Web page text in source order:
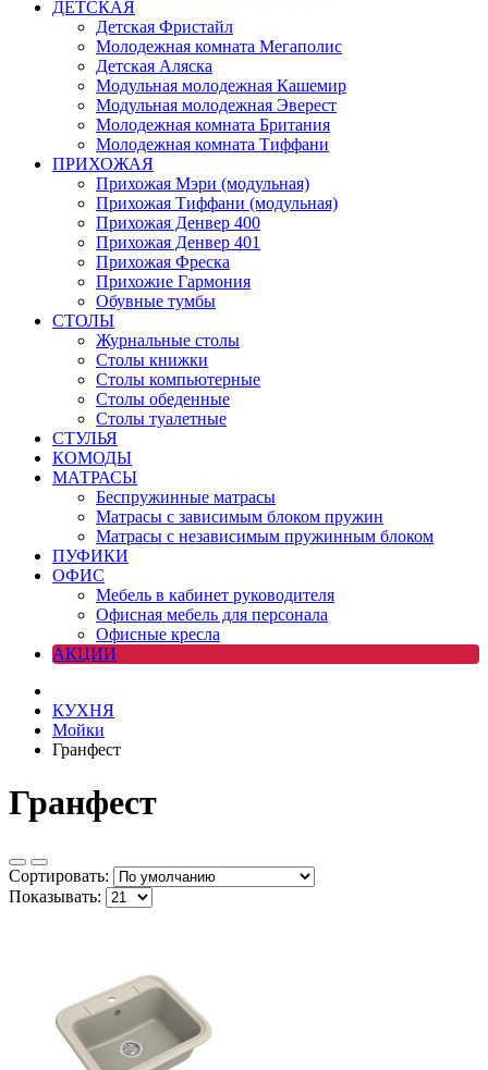
ДЕТСКАЯ
Детская Фристайл
Молодежная комната Мегаполис
Детская Аляска
Модульная молодежная Кашемир
Модульная молодежная Эверест
Молодежная комната Британия
Молодежная комната Тиффани
ПРИХОЖАЯ
Прихожая Мэри (модульная)
Прихожая Тиффани (модульная)
Прихожая Денвер 400
Прихожая Денвер 401
Прихожая Фреска
Прихожие Гармония
Обувные тумбы
СТОЛЫ
Журнальные столы
Столы книжки
Столы компьютерные
Столы обеденные
Столы туалетные
СТУЛЬЯ
КОМОДЫ
МАТРАСЫ
Беспружинные матрасы
Матрасы с зависимым блоком пружин
Матрасы с независимым пружинным блоком
ПУФИКИ
ОФИС
Мебель в кабинет руководителя
Офисная мебель для персонала
Офисные кресла
АКЦИИ
КУХНЯ
Мойки
Гранфест
Гранфест
Сортировать:
Показывать: